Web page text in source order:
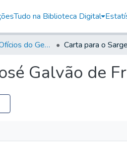
Tudo na Biblioteca Digital
Volume 77 - Ofícios do General Martim Lopes Lobo de Saldanha (Governador da Capitania): 1776-1777
Galvão de